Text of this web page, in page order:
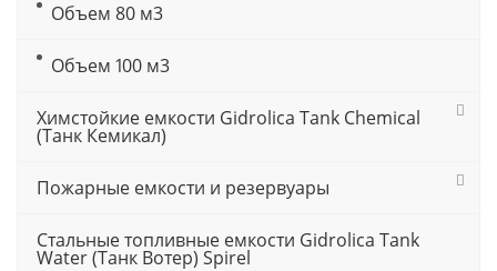
Объем 80 м3
Объем 100 м3
Химстойкие емкости Gidrolica Tank Chemical
(Танк Кемикал)
Пожарные емкости и резервуары
Стальные топливные емкости Gidrolica Tank
Water (Танк Вотер) Spirel